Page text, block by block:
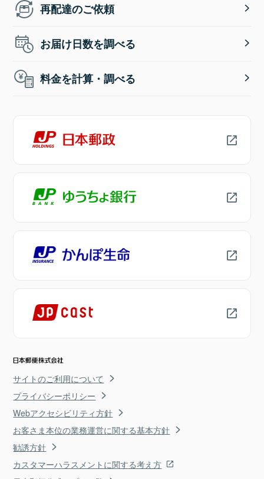
再配達のご依頼
お届け日数を調べる
料金を計算・調べる
サイトのご利用について
プライバシーポリシー
Webアクセシビリティ方針
お客さま本位の業務運営に関する基本方針
勧誘方針
カスタマーハラスメントに関する考え方